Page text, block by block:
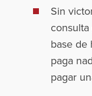
Sin
base de
paga
pagar